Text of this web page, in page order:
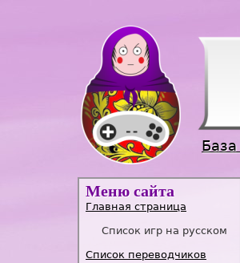
Меню сайта
Главная страница
Список игр на русском
Список переводчиков